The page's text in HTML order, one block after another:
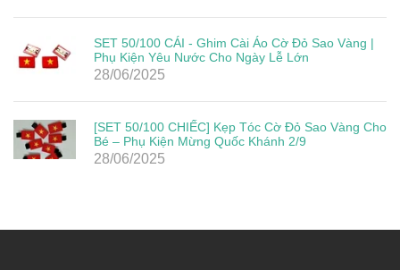
SET 50/100 CÁI - Ghim Cài Áo Cờ Đỏ Sao Vàng |
Phụ Kiện Yêu Nước Cho Ngày Lễ Lớn
28/06/2025
[SET 50/100 CHIẾC] Kẹp Tóc Cờ Đỏ Sao Vàng Cho
Bé – Phụ Kiện Mừng Quốc Khánh 2/9
28/06/2025